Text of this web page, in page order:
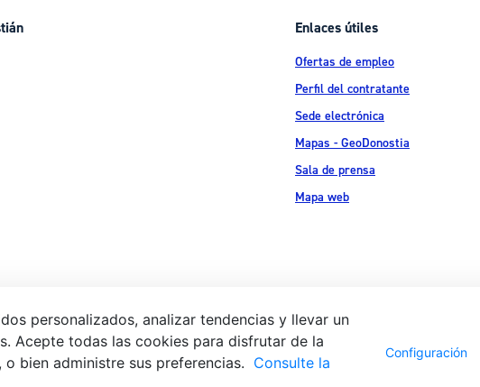
Tablón de anuncios oficiales
Calendario fiscal
Enlaces útiles
Ofertas de empleo
Perfil del contratante
Sede electrónica
Mapas - GeoDonostia
Sala de prensa
Mapa web
1,
Aviso legal Política de privacidad
personalizados, analizar tendencias y llevar un
Acepte todas las cookies para disfrutar de la
bien administre sus preferencias. Consulte la
Configuración